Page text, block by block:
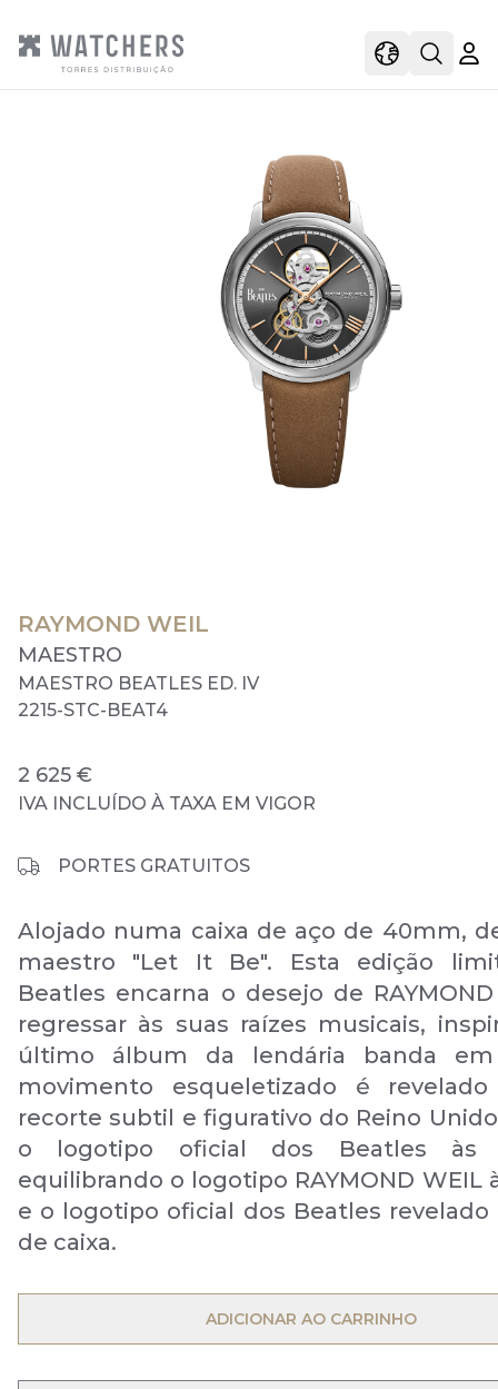
viewOpen
RAYMOND WEIL
MAESTRO
MAESTRO BEATLES ED. IV
2215-STC-BEAT4
2 625 €
IVA INCLUÍDO À TAXA EM VIGOR
PORTES GRATUITOS
Alojado numa caixa de aço de 40mm,
maestro "Let It Be". Esta edição
Beatles encarna o desejo de
regressar às suas raízes musicais,
último álbum da lendária banda em
movimento esqueletizado é
recorte subtil e figurativo do Reino
o logotipo oficial dos Beatles às
equilibrando o logotipo RAYMOND WEIL
e o logotipo oficial dos Beatles
de caixa.
OPEN MENU
ADICIONAR AO CARRINHO